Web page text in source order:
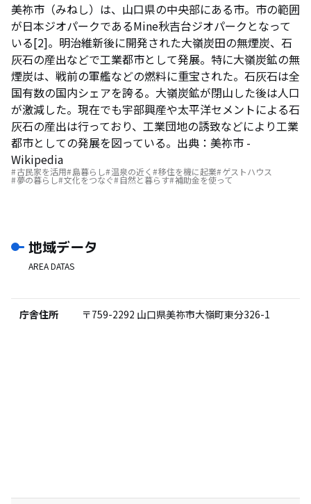
美祢市（みねし）は、山口県の中央部にある市。市の範囲
が日本ジオパークであるMine秋吉台ジオパークとなって
いる[2]。明治維新後に開発された大嶺炭田の無煙炭、石
灰石の産出などで工業都市として発展。特に大嶺炭鉱の無
煙炭は、戦前の軍艦などの燃料に重宝された。石灰石は全
国有数の国内シェアを誇る。大嶺炭鉱が閉山した後は人口
が激減した。現在でも宇部興産や太平洋セメントによる石
灰石の産出は行っており、工業団地の誘致などにより工業
都市としての発展を図っている。 出典： 美祢市 -
Wikipedia
古民家を活用 島暮らし 温泉の近く 移住を機に起業 ゲストハウス
夢の暮らし 文化をつなぐ 自然と暮らす 補助金を使って
地域データ
AREA DATAS
庁舎住所 〒759-2292 山口県美祢市大嶺町東分326-1